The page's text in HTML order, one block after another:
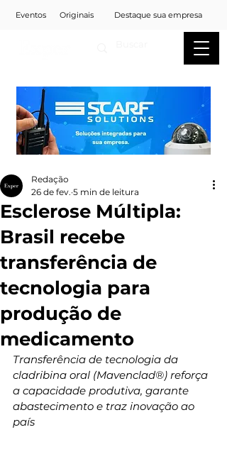
Eventos Originais Destaque sua empresa
Esclerose Múltipla:
Brasil recebe
transferência de
tecnologia para
produção de
medicamento
Redação
26 de fev. 5 min de leitura
Transferência de tecnologia da
cladribina oral (Mavenclad®) reforça
a capacidade produtiva, garante
abastecimento e traz inovação ao
país